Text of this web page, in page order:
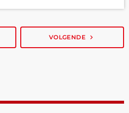
VOLGENDE navigate_next